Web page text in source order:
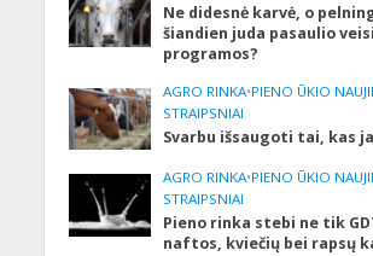
Ne didesnė karvė, o
šiandien juda pasaulio
programos?
AGRO RINKA•PIENO ŪKIO
STRAIPSNIAI
Svarbu išsaugoti tai, kas
AGRO RINKA•PIENO ŪKIO
STRAIPSNIAI
Pieno rinka stebi ne tik
naftos, kviečių bei rapsų